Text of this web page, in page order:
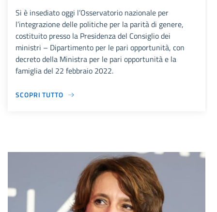
Si è insediato oggi l’Osservatorio nazionale per
l’integrazione delle politiche per la parità di genere,
costituito presso la Presidenza del Consiglio dei
ministri – Dipartimento per le pari opportunità, con
decreto della Ministra per le pari opportunità e la
famiglia del 22 febbraio 2022.
SCOPRI TUTTO